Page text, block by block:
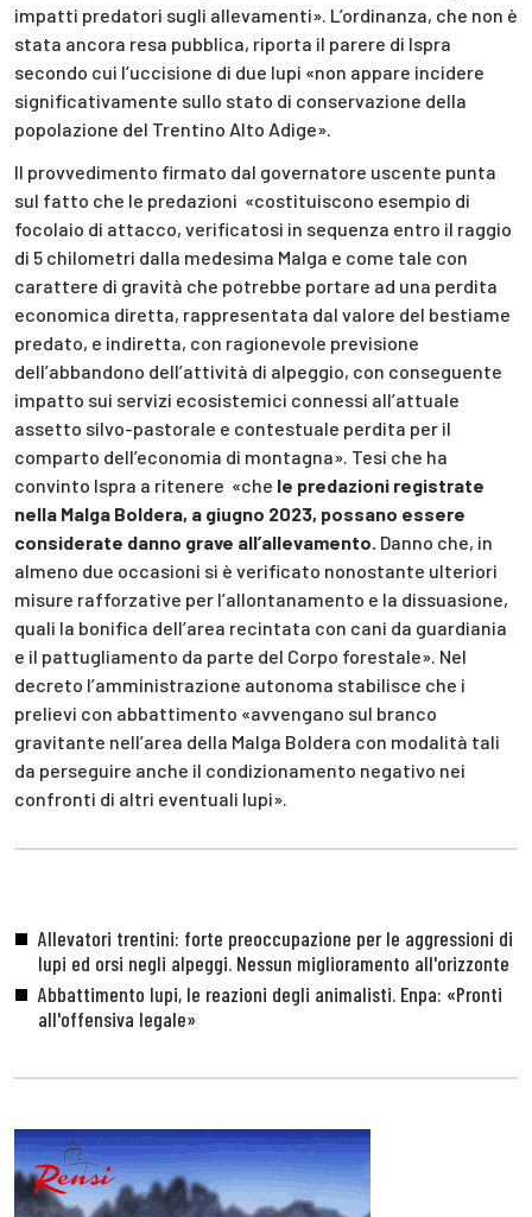
impatti predatori sugli allevamenti». L’ordinanza, che non è
stata ancora resa pubblica, riporta il parere di Ispra
secondo cui l’uccisione di due lupi «non appare incidere
significativamente sullo stato di conservazione della
popolazione del Trentino Alto Adige».
Il provvedimento firmato dal governatore uscente punta
sul fatto che le predazioni «costituiscono esempio di
focolaio di attacco, verificatosi in sequenza entro il raggio
di 5 chilometri dalla medesima Malga e come tale con
carattere di gravità che potrebbe portare ad una perdita
economica diretta, rappresentata dal valore del bestiame
predato, e indiretta, con ragionevole previsione
dell’abbandono dell’attività di alpeggio, con conseguente
impatto sui servizi ecosistemici connessi all’attuale
assetto silvo-pastorale e contestuale perdita per il
comparto dell’economia di montagna». Tesi che ha
convinto Ispra a ritenere «che le predazioni registrate
nella Malga Boldera, a giugno 2023, possano essere
considerate danno grave all’allevamento. Danno che, in
almeno due occasioni si è verificato nonostante ulteriori
misure rafforzative per l’allontanamento e la dissuasione,
quali la bonifica dell’area recintata con cani da guardiania
e il pattugliamento da parte del Corpo forestale». Nel
decreto l’amministrazione autonoma stabilisce che i
prelievi con abbattimento «avvengano sul branco
gravitante nell’area della Malga Boldera con modalità tali
da perseguire anche il condizionamento negativo nei
confronti di altri eventuali lupi».
Allevatori trentini: forte preoccupazione per le aggressioni di
lupi ed orsi negli alpeggi. Nessun miglioramento all'orizzonte
Abbattimento lupi, le reazioni degli animalisti. Enpa: «Pronti
all'offensiva legale»